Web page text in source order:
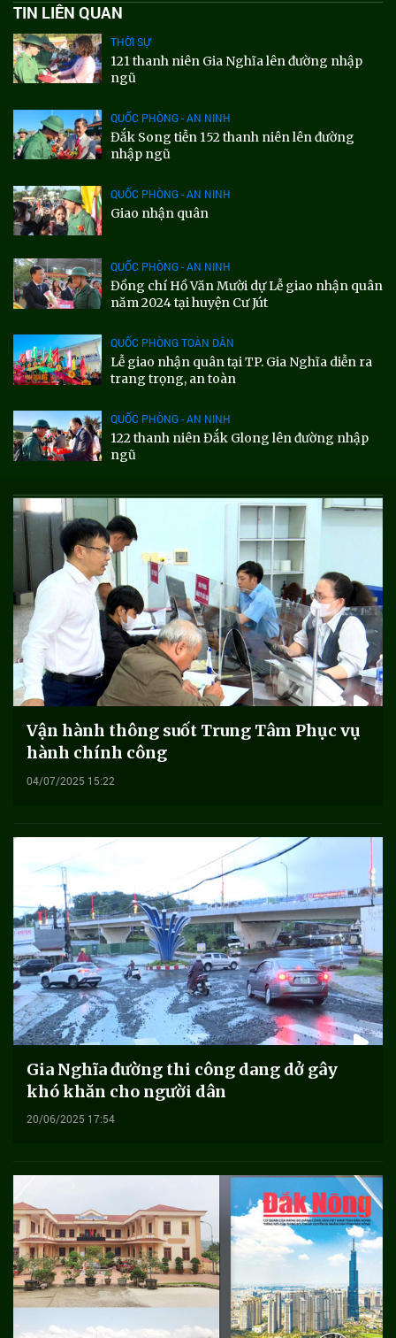
TIN LIÊN QUAN
THỜI SỰ
121 thanh niên Gia Nghĩa lên đường nhập
ngũ
QUỐC PHÒNG - AN NINH
Đắk Song tiễn 152 thanh niên lên đường
nhập ngũ
QUỐC PHÒNG - AN NINH
Giao nhận quân
QUỐC PHÒNG - AN NINH
Đồng chí Hồ Văn Mười dự Lễ giao nhận quân
năm 2024 tại huyện Cư Jút
QUỐC PHÒNG TOÀN DÂN
Lễ giao nhận quân tại TP. Gia Nghĩa diễn ra
trang trọng, an toàn
QUỐC PHÒNG - AN NINH
122 thanh niên Đắk Glong lên đường nhập
ngũ
Vận hành thông suốt Trung Tâm Phục vụ
hành chính công
04/07/2025 15:22
Gia Nghĩa đường thi công dang dở gây
khó khăn cho người dân
20/06/2025 17:54